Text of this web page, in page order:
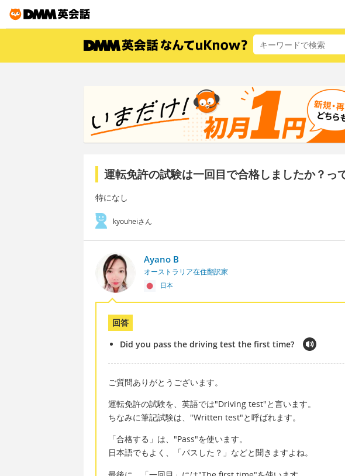
運転免許の試験は一回目で合格しましたか？っ
特になし
kyouheiさん
Ayano B
オーストラリア在住翻訳家
日本
回答
Did you pass the driving test the first time?
ご質問ありがとうございます。
運転免許の試験を、英語では"Driving test"と言います。
ちなみに筆記試験は、"Written test"と呼ばれます。
「合格する」は、"Pass"を使います。
日本語でもよく、「パスした？」などと聞きますよね。